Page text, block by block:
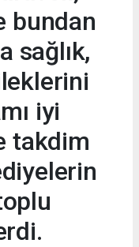
bundan
sağlık,
iyi
takdim